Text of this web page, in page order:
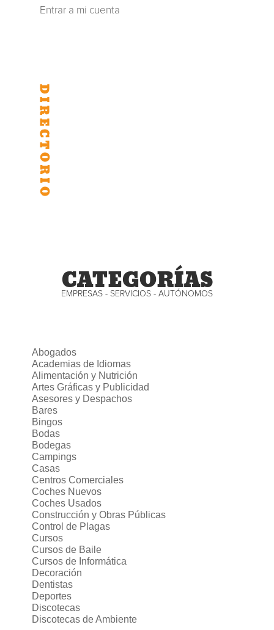
Entrar a mi cuenta
CATEGORÍAS
EMPRESAS - SERVICIOS - AUTÓNOMOS
Abogados
Academias de Idiomas
Alimentación y Nutrición
Artes Gráficas y Publicidad
Asesores y Despachos
Bares
Bingos
Bodas
Bodegas
Campings
Casas
Centros Comerciales
Coches Nuevos
Coches Usados
Construcción y Obras Públicas
Control de Plagas
Cursos
Cursos de Baile
Cursos de Informática
Decoración
Dentistas
Deportes
Discotecas
Discotecas de Ambiente